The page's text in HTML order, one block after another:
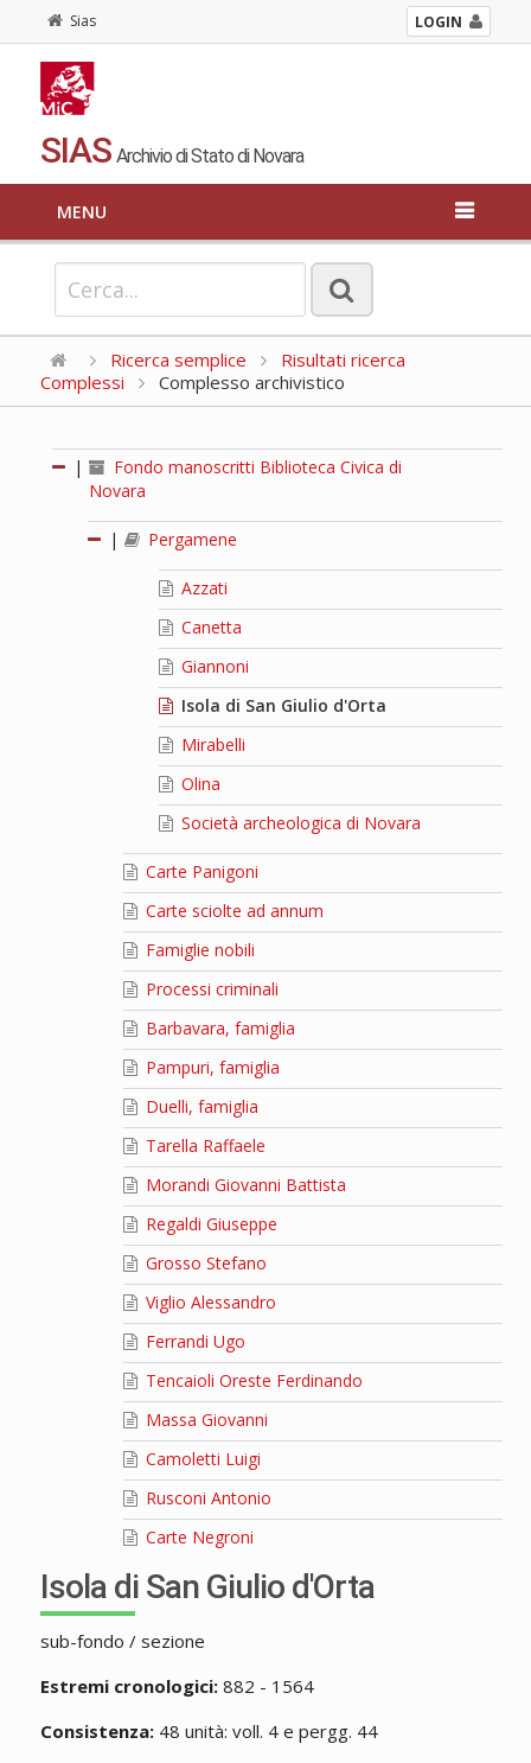
Sias LOGIN
SIAS Archivio di Stato di Novara
MENU
Ricerca semplice
Risultati ricerca
Complessi
Complesso archivistico
|
Fondo manoscritti Biblioteca Civica di
Novara
| Pergamene
Azzati
Canetta
Giannoni
Isola di San Giulio d'Orta
Mirabelli
Olina
Società archeologica di Novara
Carte Panigoni
Carte sciolte ad annum
Famiglie nobili
Processi criminali
Barbavara, famiglia
Pampuri, famiglia
Duelli, famiglia
Tarella Raffaele
Morandi Giovanni Battista
Regaldi Giuseppe
Grosso Stefano
Viglio Alessandro
Ferrandi Ugo
Tencaioli Oreste Ferdinando
Massa Giovanni
Camoletti Luigi
Rusconi Antonio
Carte Negroni
Isola di San Giulio d'Orta
sub-fondo / sezione
Estremi cronologici:882 - 1564
Consistenza:48 unità: voll. 4 e pergg. 44